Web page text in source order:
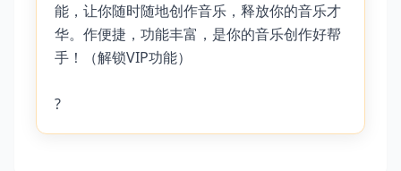
能，让你随时随地创作音乐，释放你的音乐才
华。作便捷，功能丰富，是你的音乐创作好帮
手！（解锁VIP功能）
?